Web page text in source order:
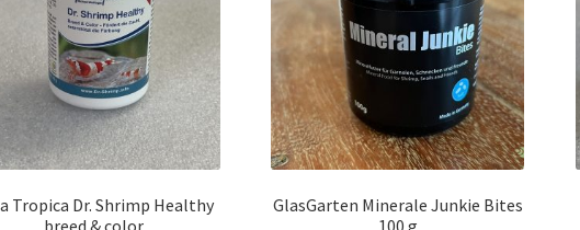
Tropica Dr. Shrimp Healthy
breed & color
GlasGarten Minerale Junkie Bites
100 g